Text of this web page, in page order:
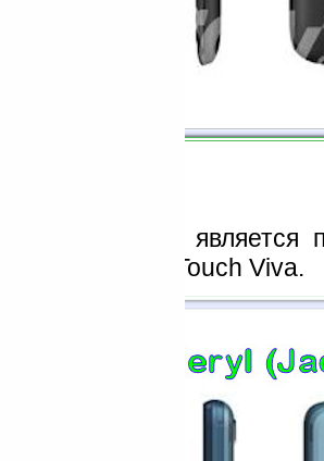
и EDGE является
Jade/HTC Touch Viva.